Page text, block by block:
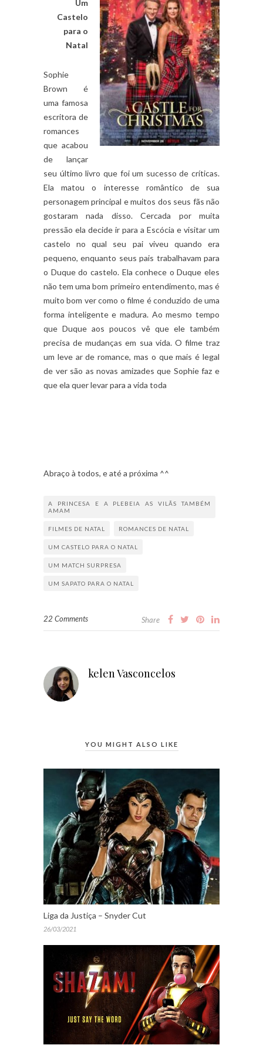
Um
Castelo
para o
Natal
Sophie
Brown é
uma famosa
escritora de
romances
que acabou
de lançar
seu último livro que foi um sucesso de críticas.
Ela matou o interesse romântico de sua
personagem principal e muitos dos seus fãs não
gostaram nada disso. Cercada por muita
pressão ela decide ir para a Escócia e visitar um
castelo no qual seu pai viveu quando era
pequeno, enquanto seus pais trabalhavam para
o Duque do castelo. Ela conhece o Duque eles
não tem uma bom primeiro entendimento, mas é
muito bom ver como o filme é conduzido de uma
forma inteligente e madura. Ao mesmo tempo
que Duque aos poucos vê que ele também
precisa de mudanças em sua vida. O filme traz
um leve ar de romance, mas o que mais é legal
de ver são as novas amizades que Sophie faz e
que ela quer levar para a vida toda
Abraço à todos, e até a próxima ^^
A PRINCESA E A PLEBEIA AS VILÃS TAMBÉM
AMAM
FILMES DE NATAL ROMANCES DE NATAL
UM CASTELO PARA O NATAL
UM MATCH SURPRESA
UM SAPATO PARA O NATAL
22 Comments Share
kelen Vasconcelos
YOU MIGHT ALSO LIKE
Liga da Justiça – Snyder Cut
26/03/2021